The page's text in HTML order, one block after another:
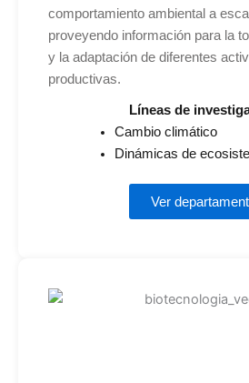
comportamiento ambiental a
proveyendo información para la
y la adaptación de diferentes
productivas.
Líneas de
Cambio climático
Dinámicas de
Ver